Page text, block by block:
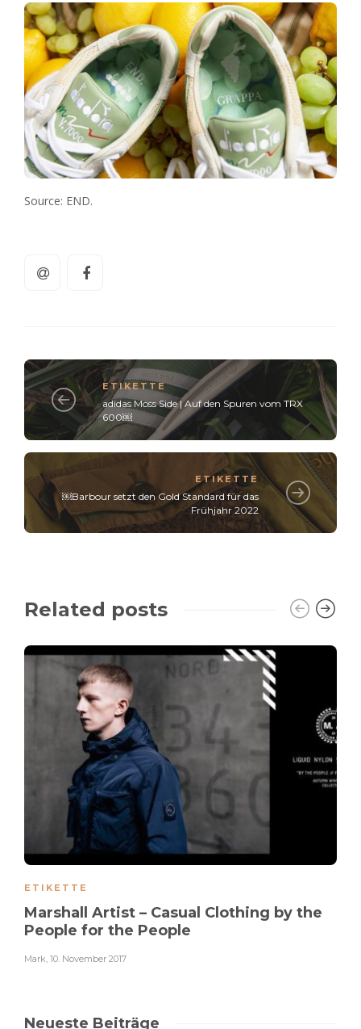
Source: END.
ETIKETTE
adidas Moss Side | Auf den Spuren vom TRX
600￼
ETIKETTE
￼Barbour setzt den Gold Standard für das
Frühjahr 2022
Related posts
ETIKETTE
Marshall Artist – Casual Clothing by the
People for the People
Mark, 10. November 2017
Neueste Beiträge